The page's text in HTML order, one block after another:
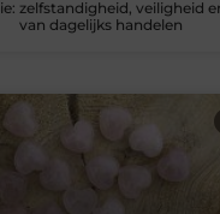
zelfstandigheid, veiligheid
van dagelijks handelen